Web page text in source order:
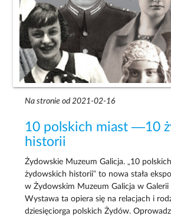
Na stronie od 2021-02-16
10 polskich miast —10
historii
Żydowskie Muzeum Galicja. „10
żydowskich historii” to nowa stała
w Żydowskim Muzeum Galicja w Galerii
Wystawa ta opiera się na relacjach i
dziesięciorga polskich Żydów.